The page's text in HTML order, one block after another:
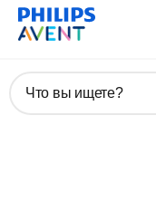
Что вы ищете?